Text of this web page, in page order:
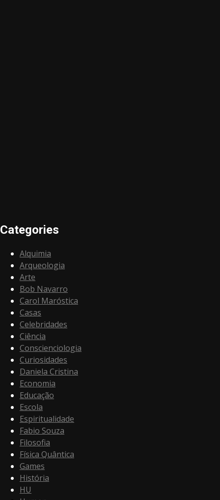
Categories
Alquimia
Arqueologia
Arte
Bob Navarro
Carol Maróstica
Casas
Celebridades
Ciência
Conscienciologia
Curiosidades
Daniela Cristina
Economia
Educação
Escola
Espiritualidade
Fabio Souza
Filosofia
Física Quântica
Games
História
HU